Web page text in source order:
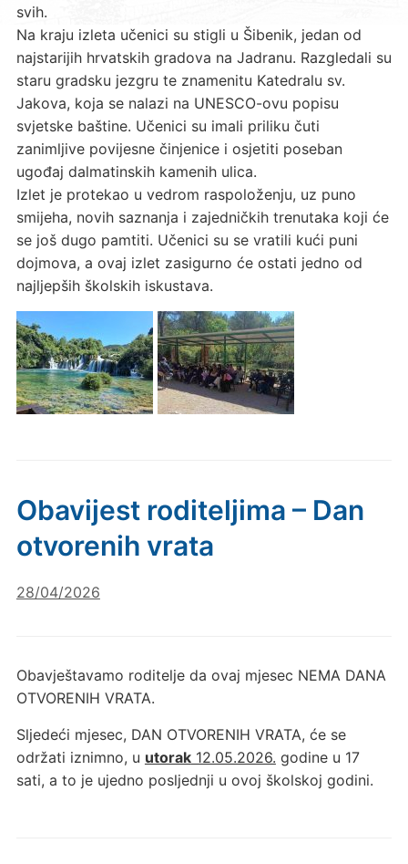
svih.
Na kraju izleta učenici su stigli u Šibenik, jedan od
najstarijih hrvatskih gradova na Jadranu. Razgledali su
staru gradsku jezgru te znamenitu Katedralu sv.
Jakova, koja se nalazi na UNESCO-ovu popisu
svjetske baštine. Učenici su imali priliku čuti
zanimljive povijesne činjenice i osjetiti poseban
ugođaj dalmatinskih kamenih ulica.
Izlet je protekao u vedrom raspoloženju, uz puno
smijeha, novih saznanja i zajedničkih trenutaka koji će
se još dugo pamtiti. Učenici su se vratili kući puni
dojmova, a ovaj izlet zasigurno će ostati jedno od
najljepših školskih iskustava.
Obavijest roditeljima – Dan
otvorenih vrata
28/04/2026
Obavještavamo roditelje da ovaj mjesec NEMA DANA
OTVORENIH VRATA.
Sljedeći mjesec, DAN OTVORENIH VRATA, će se
održati iznimno, u utorak12.05.2026. godine u 17
sati, a to je ujedno posljednji u ovoj školskoj godini.